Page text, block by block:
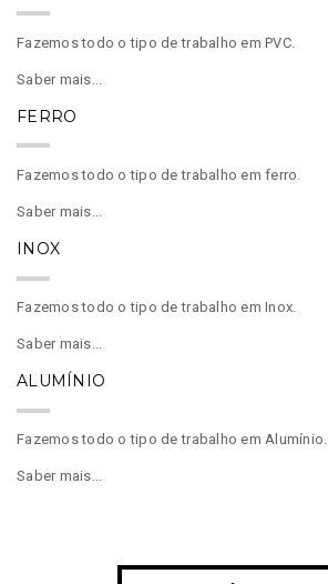
Fazemos todo o tipo de trabalho em PVC.
Saber mais...
FERRO
Fazemos todo o tipo de trabalho em ferro.
Saber mais...
INOX
Fazemos todo o tipo de trabalho em Inox.
Saber mais...
ALUMÍNIO
Fazemos todo o tipo de trabalho em Alumínio.
Saber mais...